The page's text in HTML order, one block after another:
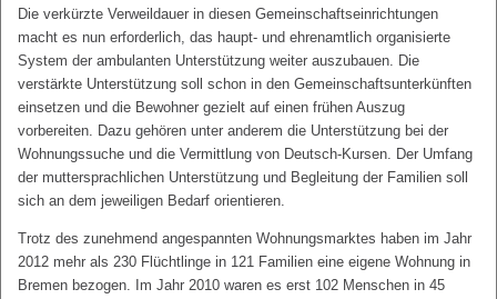
Die verkürzte Verweildauer in diesen Gemeinschaftseinrichtungen
macht es nun erforderlich, das haupt- und ehrenamtlich organisierte
System der ambulanten Unterstützung weiter auszubauen. Die
verstärkte Unterstützung soll schon in den Gemeinschaftsunterkünften
einsetzen und die Bewohner gezielt auf einen frühen Auszug
vorbereiten. Dazu gehören unter anderem die Unterstützung bei der
Wohnungssuche und die Vermittlung von Deutsch-Kursen. Der Umfang
der muttersprachlichen Unterstützung und Begleitung der Familien soll
sich an dem jeweiligen Bedarf orientieren.
Trotz des zunehmend angespannten Wohnungsmarktes haben im Jahr
2012 mehr als 230 Flüchtlinge in 121 Familien eine eigene Wohnung in
Bremen bezogen. Im Jahr 2010 waren es erst 102 Menschen in 45